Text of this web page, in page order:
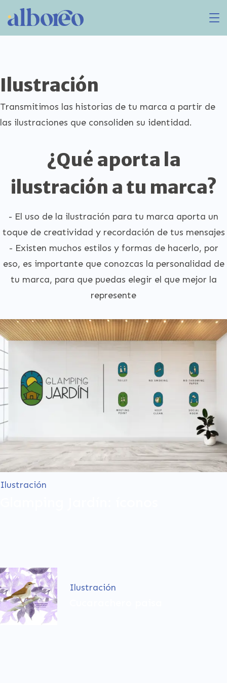
Ilustración
Transmitimos las historias de tu marca a partir de
las ilustraciones que consoliden su identidad.
¿Qué aporta la
ilustración a tu marca?
- El uso de la ilustración para tu marca aporta un
toque de creatividad y recordación de tus mensajes
- Existen muchos estilos y formas de hacerlo, por
eso, es importante que conozcas la personalidad de
tu marca, para que puedas elegir el que mejor la
represente
Ilustración
Ilustración